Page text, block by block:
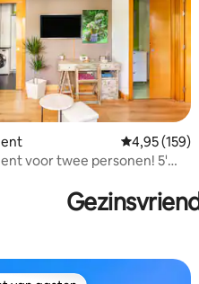
4,97 uit 5, 235 recensies
4,95 (159)
voor twee personen! 5'